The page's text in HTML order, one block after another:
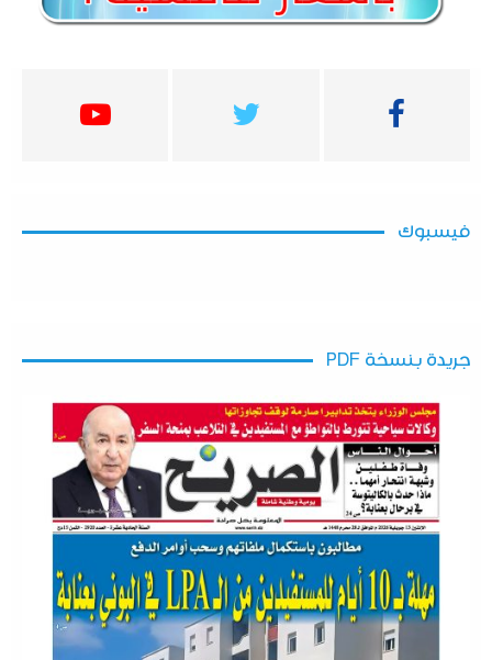
فيسبوك
جريدة بنسخة PDF